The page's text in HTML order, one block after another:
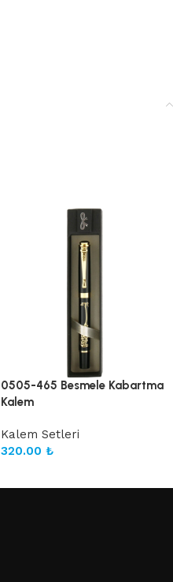
0505-465 Besmele Kabartma
Kalem
Kalem Setleri
320.00 ₺